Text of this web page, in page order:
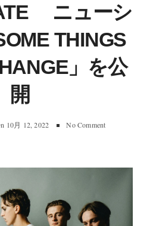
ニューシ
THINGS
」を公
開
10月 12, 2022 No Comment